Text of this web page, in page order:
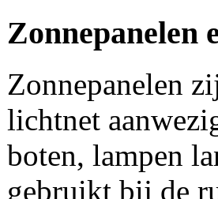
Zonnepanelen
Zonnepanelen
lichtnet
boten, lampen
gebruikt bij de